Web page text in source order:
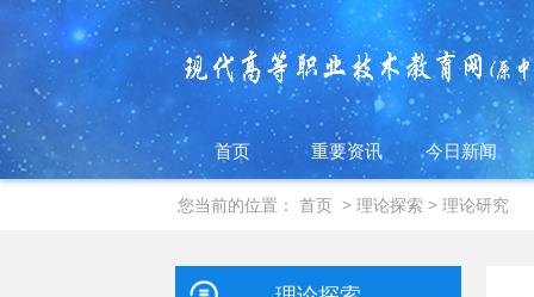
首页 重要资讯 今日新闻
您当前的位置：首页 >理论探索 >理论研究